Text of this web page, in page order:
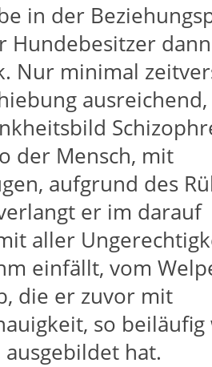
in der
Hundebesitzer
Nur minimal
der Mensch, mit
aufgrund des
er im darauf
aller
einfällt, vom
die er zuvor mit
so beiläufig
hat.